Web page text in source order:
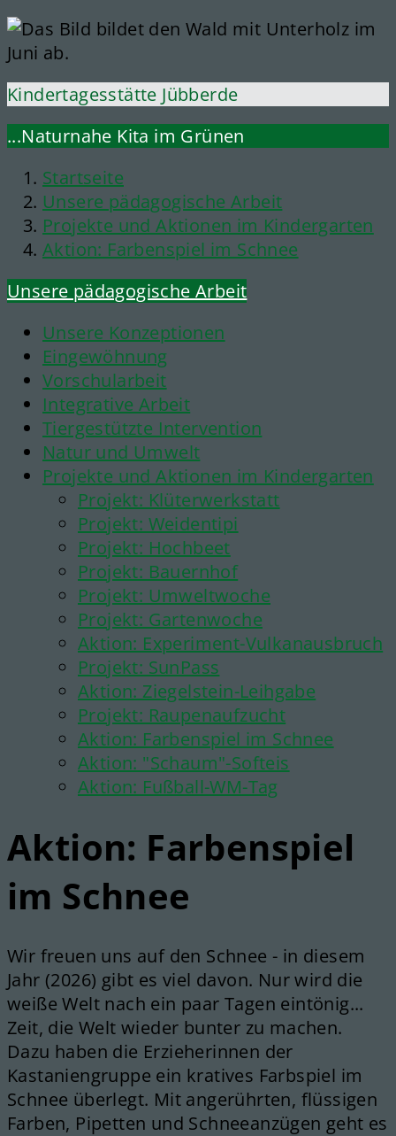
Kindertagesstätte Jübberde
...Naturnahe Kita im Grünen
Startseite
Unsere pädagogische Arbeit
Projekte und Aktionen im Kindergarten
Aktion: Farbenspiel im Schnee
Unsere pädagogische Arbeit
Unsere Konzeptionen
Eingewöhnung
Vorschularbeit
Integrative Arbeit
Tiergestützte Intervention
Natur und Umwelt
Projekte und Aktionen im Kindergarten
Projekt: Klüterwerkstatt
Projekt: Weidentipi
Projekt: Hochbeet
Projekt: Bauernhof
Projekt: Umweltwoche
Projekt: Gartenwoche
Aktion: Experiment-Vulkanausbruch
Projekt: SunPass
Aktion: Ziegelstein-Leihgabe
Projekt: Raupenaufzucht
Aktion: Farbenspiel im Schnee
Aktion: "Schaum"-Softeis
Aktion: Fußball-WM-Tag
Aktion: Farbenspiel
im Schnee
Wir freuen uns auf den Schnee - in diesem
Jahr (2026) gibt es viel davon. Nur wird die
weiße Welt nach ein paar Tagen eintönig...
Zeit, die Welt wieder bunter zu machen.
Dazu haben die Erzieherinnen der
Kastaniengruppe ein kratives Farbspiel im
Schnee überlegt. Mit angerührten, flüssigen
Farben, Pipetten und Schneeanzügen geht es